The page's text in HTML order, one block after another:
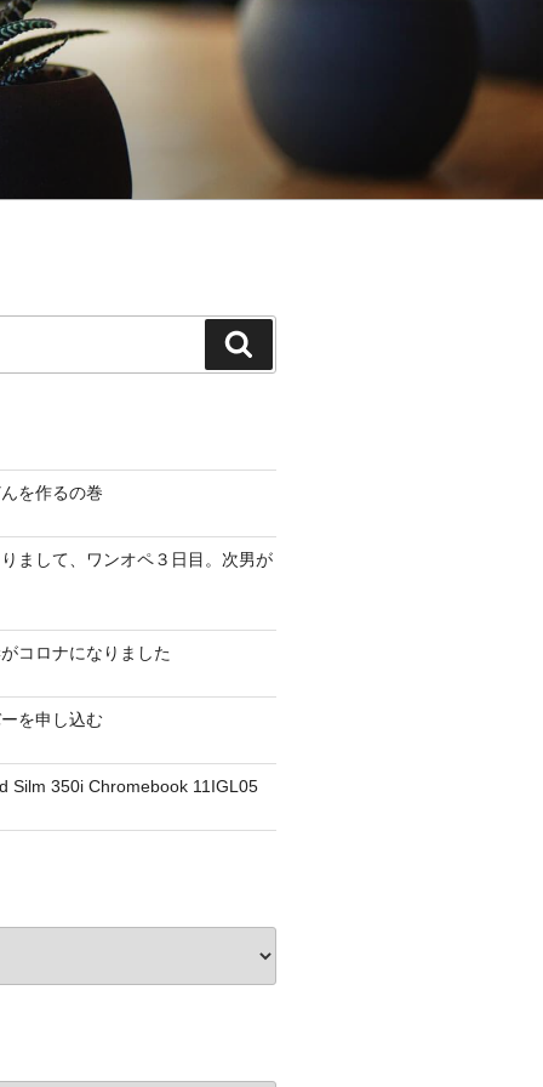
索
を作るの巻
まして、ワンオペ３日目。次男が
コロナになりました
を申し込む
Silm 350i Chromebook 11IGL05